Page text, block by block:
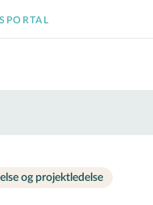
og projektledelse